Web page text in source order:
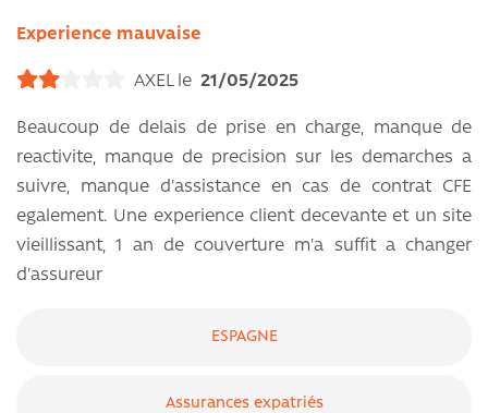
Experience mauvaise
AXEL le 21/05/2025
Beaucoup de delais de prise en charge, manque de
reactivite, manque de precision sur les demarches a
suivre, manque d'assistance en cas de contrat CFE
egalement. Une experience client decevante et un site
vieillissant, 1 an de couverture m'a suffit a changer
d'assureur
ESPAGNE
Assurances expatriés